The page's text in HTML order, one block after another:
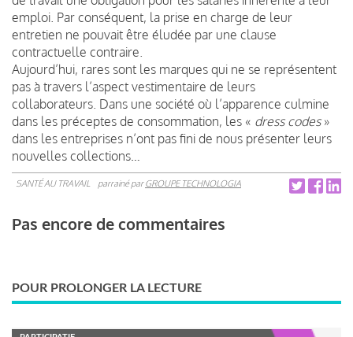
emploi. Par conséquent, la prise en charge de leur
entretien ne pouvait être éludée par une clause
contractuelle contraire.
Aujourd’hui, rares sont les marques qui ne se représentent
pas à travers l’aspect vestimentaire de leurs
collaborateurs. Dans une société où l’apparence culmine
dans les préceptes de consommation, les « dress codes»
dans les entreprises n’ont pas fini de nous présenter leurs
nouvelles collections…
SANTÉ AU TRAVAIL parrainé parGROUPE TECHNOLOGIA
Pas encore de commentaires
POUR PROLONGER LA LECTURE